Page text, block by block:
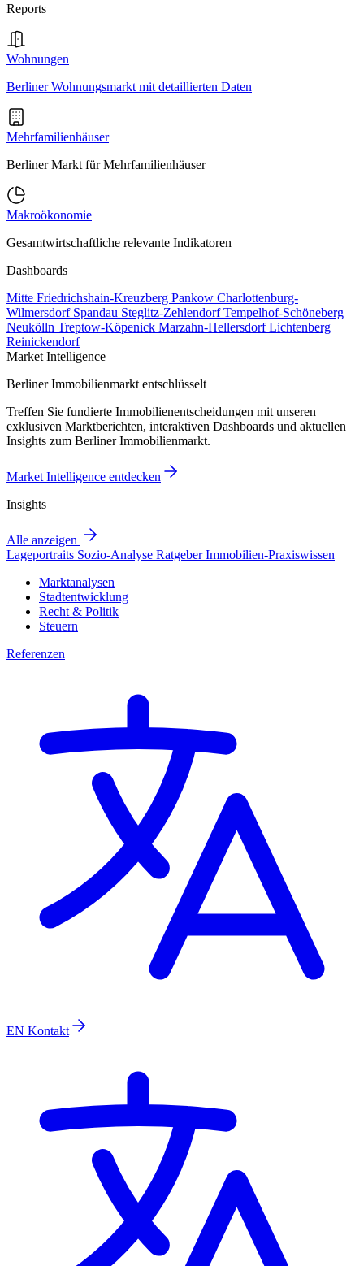
Reports
Wohnungen
Berliner Wohnungsmarkt mit detaillierten Daten
Mehrfamilienhäuser
Berliner Markt für Mehrfamilienhäuser
Makroökonomie
Gesamtwirtschaftliche relevante Indikatoren
Dashboards
Mitte Friedrichshain-Kreuzberg Pankow Charlottenburg-
Wilmersdorf Spandau Steglitz-ZehlendorfTempelhof-Schöneberg
Neukölln Treptow-Köpenick Marzahn-HellersdorfLichtenberg
Reinickendorf
Market Intelligence
Berliner Immobilienmarkt entschlüsselt
Treffen Sie fundierte Immobilienentscheidungen mit unseren
exklusiven Marktberichten, interaktiven Dashboards und aktuellen
Insights zum Berliner Immobilienmarkt.
Market Intelligence entdecken
Insights
Alle anzeigen
Lageportraits Sozio-Analyse RatgeberImmobilien-Praxiswissen
Marktanalysen
Stadtentwicklung
Recht & Politik
Steuern
Referenzen
EN Kontakt